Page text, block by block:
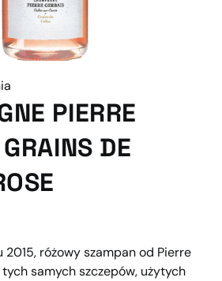
PIERRE
DE
różowy szampan od Pierre
tych samych szczepów, użytych